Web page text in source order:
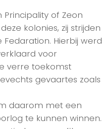
of Zeon
kolonies, zij strijden
Hierbij werd
voor
verre toekomst
gevaartes zoals
daarom met een
te kunnen winnen.